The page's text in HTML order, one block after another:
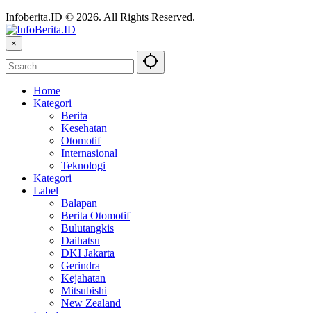
Infoberita.ID © 2026. All Rights Reserved.
×
Home
Kategori
Berita
Kesehatan
Otomotif
Internasional
Teknologi
Kategori
Label
Balapan
Berita Otomotif
Bulutangkis
Daihatsu
DKI Jakarta
Gerindra
Kejahatan
Mitsubishi
New Zealand